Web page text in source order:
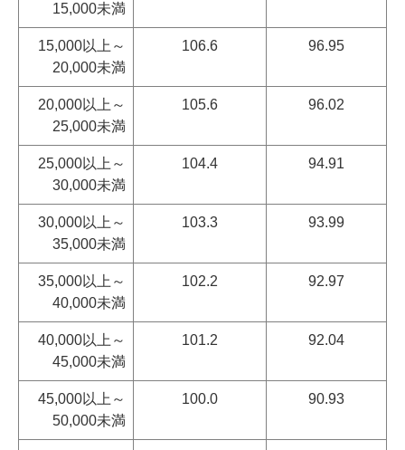
15,000未満
15,000以上～
20,000未満
106.6 96.95
20,000以上～
25,000未満
105.6 96.02
25,000以上～
30,000未満
104.4 94.91
30,000以上～
35,000未満
103.3 93.99
35,000以上～
40,000未満
102.2 92.97
40,000以上～
45,000未満
101.2 92.04
45,000以上～
50,000未満
100.0 90.93